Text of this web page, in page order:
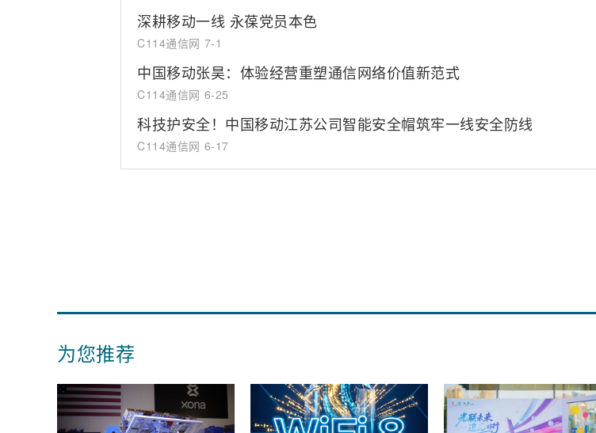
深耕移动一线 永葆党员本色
C114通信网 7-1
中国移动张昊：体验经营重塑通信网络价值新范式
C114通信网 6-25
科技护安全！中国移动江苏公司智能安全帽筑牢一线安全防线
C114通信网 6-17
为您推荐